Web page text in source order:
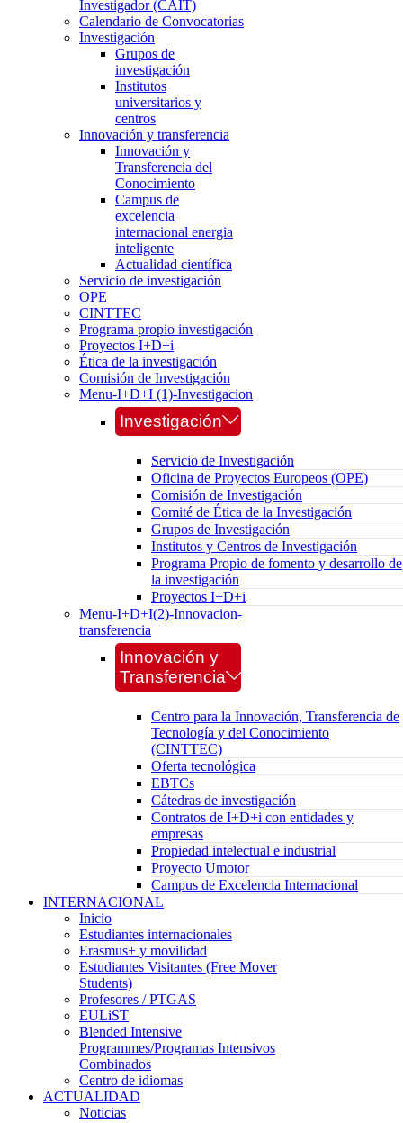
Investigador (CAIT)
Calendario de Convocatorias
Investigación
Grupos de
investigación
Institutos
universitarios y
centros
Innovación y transferencia
Innovación y
Transferencia del
Conocimiento
Campus de
excelencia
internacional energia
inteligente
Actualidad científica
Servicio de investigación
OPE
CINTTEC
Programa propio investigación
Proyectos I+D+i
Ética de la investigación
Comisión de Investigación
Menu-I+D+I (1)-Investigacion
Investigación
Servicio de Investigación
Oficina de Proyectos Europeos (OPE)
Comisión de Investigación
Comité de Ética de la Investigación
Grupos de Investigación
Institutos y Centros de Investigación
Programa Propio de fomento y desarrollo de
la investigación
Proyectos I+D+i
Menu-I+D+I(2)-Innovacion-
transferencia
Innovación y
Transferencia
Centro para la Innovación, Transferencia de
Tecnología y del Conocimiento
(CINTTEC)
Oferta tecnológica
EBTCs
Cátedras de investigación
Contratos de I+D+i con entidades y
empresas
Propiedad intelectual e industrial
Proyecto Umotor
Campus de Excelencia Internacional
INTERNACIONAL
Inicio
Estudiantes internacionales
Erasmus+ y movilidad
Estudiantes Visitantes (Free Mover
Students)
Profesores / PTGAS
EULiST
Blended Intensive
Programmes/Programas Intensivos
Combinados
Centro de idiomas
ACTUALIDAD
Noticias